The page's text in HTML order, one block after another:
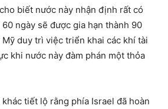
biết nước này nhận định rất có
ngày sẽ được gia hạn thành 90
duy trì việc triển khai các khí tài
khi nước này đàm phán một thỏa
tiết lộ rằng phía Israel đã hoàn